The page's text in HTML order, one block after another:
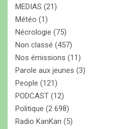
MEDIAS (21)
Météo (1)
Nécrologie (75)
Non classé (457)
Nos émissions (11)
Parole aux jeunes (3)
People (121)
PODCAST (12)
Politique (2 698)
Radio KanKan (5)